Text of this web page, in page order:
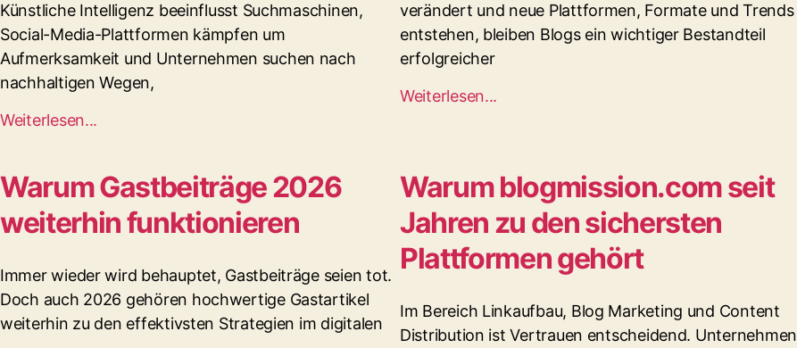
Künstliche Intelligenz beeinflusst Suchmaschinen,
Social-Media-Plattformen kämpfen um
Aufmerksamkeit und Unternehmen suchen nach
nachhaltigen Wegen,
Weiterlesen...
verändert und neue Plattformen, Formate und Trends
entstehen, bleiben Blogs ein wichtiger Bestandteil
erfolgreicher
Weiterlesen...
Warum Gastbeiträge 2026
weiterhin funktionieren
Immer wieder wird behauptet, Gastbeiträge seien tot.
Doch auch 2026 gehören hochwertige Gastartikel
weiterhin zu den effektivsten Strategien im digitalen
Warum blogmission.com seit
Jahren zu den sichersten
Plattformen gehört
Im Bereich Linkaufbau, Blog Marketing und Content
Distribution ist Vertrauen entscheidend. Unternehmen